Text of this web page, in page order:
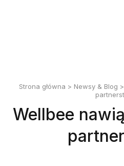
Strona główna > Newsy & Blog
Wellbee